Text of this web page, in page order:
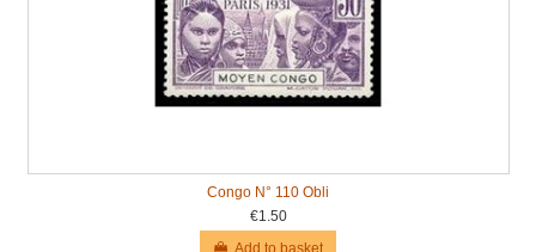
Congo N° 110 Obli
€1.50
Add to basket